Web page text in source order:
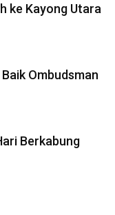
ke Kayong Utara
Ombudsman
Berkabung